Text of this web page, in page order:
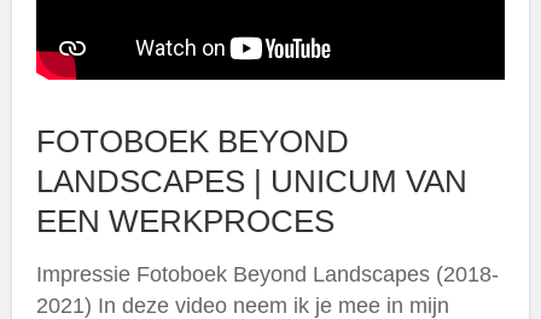
FOTOBOEK BEYOND
LANDSCAPES | UNICUM VAN
EEN WERKPROCES
Impressie Fotoboek Beyond Landscapes (2018-
2021) In deze video neem ik je mee in mijn